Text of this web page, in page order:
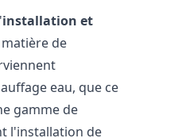
installation et
de
eau, que ce
gamme de
l'installation de